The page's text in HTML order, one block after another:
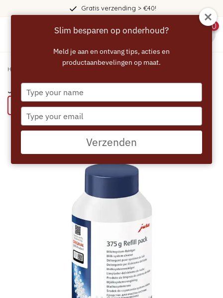
Gratis verzending > €40!
0
Home
JURA Melksysteemreiniger - 375 g refill pack
Bespaar 63% met een ECCELLENTE Professional product
Slim besparen op onderhoud?
Meld je aan en ontvang tips, acties en
productaanbevelingen op maat.
Type
your
name
Type
your
email
Verzenden